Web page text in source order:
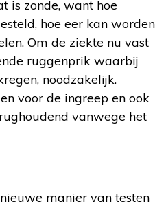
is zonde, want hoe
hoe eer kan worden
Om de ziekte nu vast
ruggenprik waarbij
noodzakelijk.
voor de ingreep en ook
vanwege het
manier van testen